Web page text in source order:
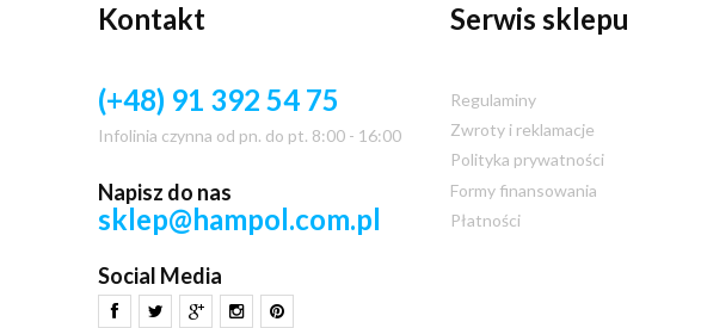
Kontakt
(+48) 91 392 54 75
Infolinia czynna od pn. do pt. 8:00 - 16:00
Napisz do nas
sklep@hampol.com.pl
Social Media
Serwis sklepu
Regulaminy
Zwroty i reklamacje
Polityka prywatności
Formy finansowania
Płatności